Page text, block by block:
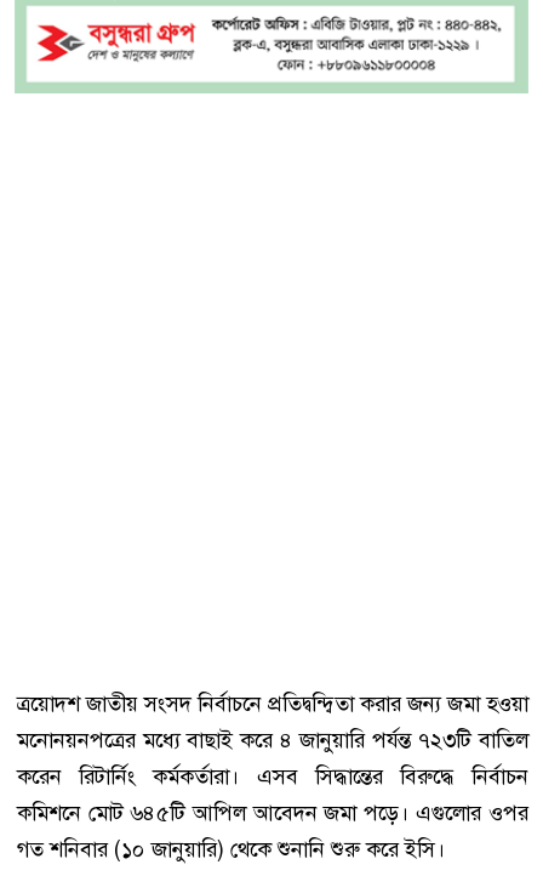
ত্রয়োদশ জাতীয় সংসদ নির্বাচনে প্রতিদ্বন্দ্বিতা করার জন্য জমা হওয়া
মনোনয়নপত্রের মধ্যে বাছাই করে ৪ জানুয়ারি পর্যন্ত ৭২৩টি বাতিল
করেন রিটার্নিং কর্মকর্তারা। এসব সিদ্ধান্তের বিরুদ্ধে নির্বাচন
কমিশনে মোট ৬৪৫টি আপিল আবেদন জমা পড়ে। এগুলোর ওপর
গত শনিবার (১০ জানুয়ারি) থেকে শুনানি শুরু করে ইসি।